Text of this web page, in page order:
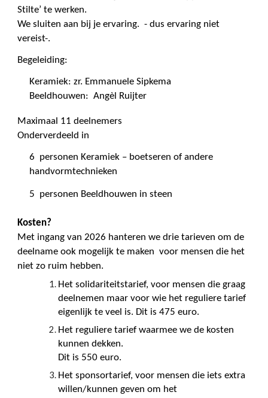
Stilte’ te werken.
We sluiten aan bij je ervaring. - dus ervaring niet
vereist-.
Begeleiding:
Keramiek: zr. Emmanuele Sipkema
Beeldhouwen: Angèl Ruijter
Maximaal 11 deelnemers
Onderverdeeld in
6 personen Keramiek – boetseren of andere
handvormtechnieken
5 personen Beeldhouwen in steen
Kosten?
Met ingang van 2026 hanteren we drie tarieven om de
deelname ook mogelijk te maken voor mensen die het
niet zo ruim hebben.
Het solidariteitstarief, voor mensen die graag
deelnemen maar voor wie het reguliere tarief
eigenlijk te veel is. Dit is 475 euro.
Het reguliere tarief waarmee we de kosten
kunnen dekken.
Dit is 550 euro.
Het sponsortarief, voor mensen die iets extra
willen/kunnen geven om het